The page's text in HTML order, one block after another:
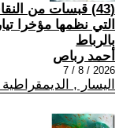
(43) قبسات من
التي نظمها مؤخرا
بالرباط
أحمد رباص
2026 / 8 / 7
اليسار ,